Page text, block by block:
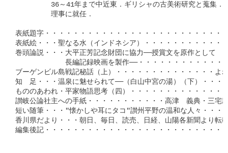
36～41年まで中近東．ギリシャの古美術研究と蒐集．昭
理事に就任．
表紙題字・・・・・・・・・・・・・・・・・・・・・・・・・
表紙絵・・・聖なる水（インドネシア）・・・・・・・・・・・
巻頭論説・・・大平正芳記念財団に協力──授賞文を原作として
長編記録映画を製作──・・・・・・・・・・・・・
ブーゲンビル島戦記秘話（上）・・・・・・・・・・・・・・よ
知　足・・・温泉に魅せられて──（白山中宮の湯）（下）・・・
もののあわれ・平家物語思考（四）・・・・・・・・・・・・・
讃岐公論社主への手紙・・・・・・・・・・・高津　義典・三宅
短い随筆・・・″懐かしや耳にタコ″讃州平野の温和な人々・・・
香川県だより・・・朝日、毎日、読売、日経、山陽各新聞より転
編集後記・・・・・・・・・・・・・・・・・・・・・・・・・